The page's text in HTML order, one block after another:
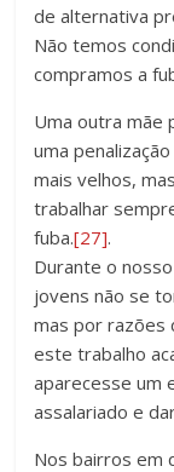
de alternativa
Não temos
compramos a
Uma outra mãe
uma
mais velhos,
trabalhar
fuba.[27].
Durante o
jovens não se
mas por razões
este trabalho
aparecesse um
assalariado e
Nos bairros em